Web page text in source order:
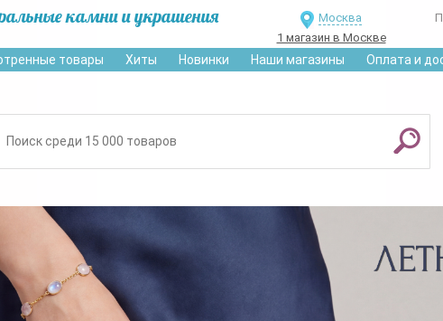
камни и украшения
Москва
1 магазин в Москве
товары Хиты Новинки Наши магазины Оплата и